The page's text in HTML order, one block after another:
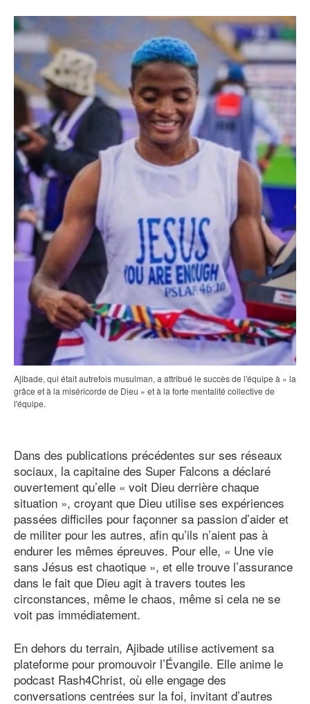
Ajibade, qui était autrefois musulman, a attribué le succès de l'équipe à « la
grâce et à la miséricorde de Dieu » et à la forte mentalité collective de
l'équipe.
Dans des publications précédentes sur ses réseaux
sociaux, la capitaine des Super Falcons a déclaré
ouvertement qu’elle « voit Dieu derrière chaque
situation », croyant que Dieu utilise ses expériences
passées difficiles pour façonner sa passion d’aider et
de militer pour les autres, afin qu’ils n’aient pas à
endurer les mêmes épreuves. Pour elle, « Une vie
sans Jésus est chaotique », et elle trouve l’assurance
dans le fait que Dieu agit à travers toutes les
circonstances, même le chaos, même si cela ne se
voit pas immédiatement.
En dehors du terrain, Ajibade utilise activement sa
plateforme pour promouvoir l’Évangile. Elle anime le
podcast Rash4Christ, où elle engage des
conversations centrées sur la foi, invitant d’autres